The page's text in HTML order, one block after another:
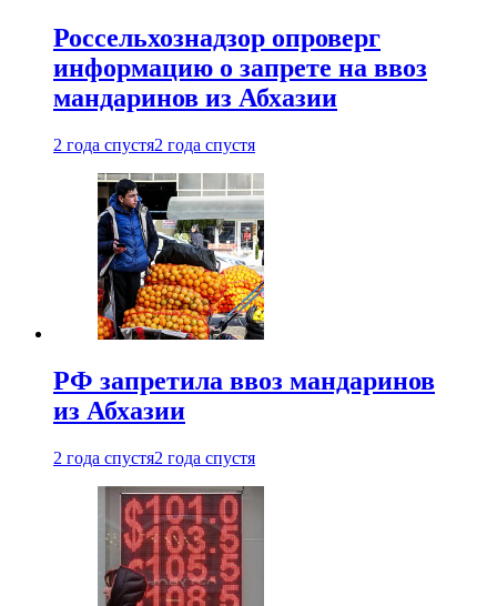
Россельхознадзор опроверг
информацию о запрете на ввоз
мандаринов из Абхазии
2 года спустя2 года спустя
РФ запретила ввоз мандаринов
из Абхазии
2 года спустя2 года спустя